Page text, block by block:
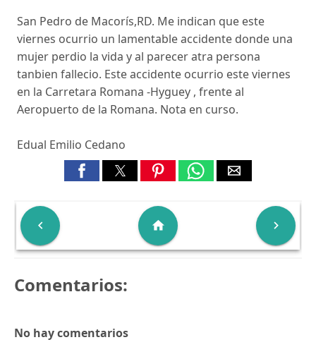
San Pedro de Macorís,RD. Me indican que este
viernes ocurrio un lamentable accidente donde una
mujer perdio la vida y al parecer atra persona
tanbien fallecio. Este accidente ocurrio este viernes
en la Carretara Romana -Hyguey , frente al
Aeropuerto de la Romana. Nota en curso.
Edual Emilio Cedano
 
home
Comentarios:
No hay comentarios